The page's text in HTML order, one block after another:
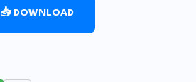
📥 DOWNLOAD